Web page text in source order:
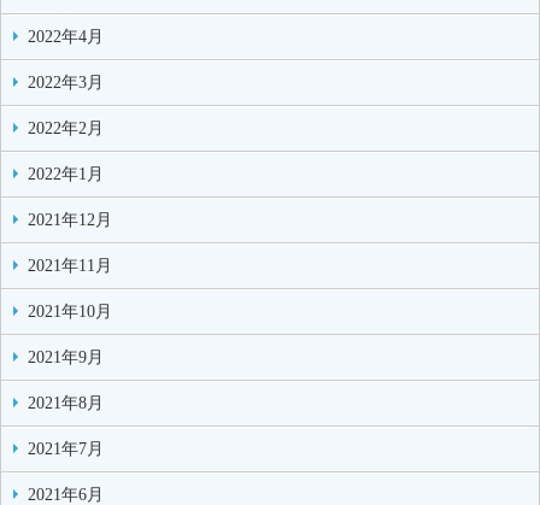
2022年4月
2022年3月
2022年2月
2022年1月
2021年12月
2021年11月
2021年10月
2021年9月
2021年8月
2021年7月
2021年6月